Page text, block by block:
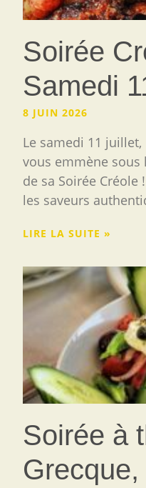
Soirée
Samedi
8 JUIN 2026
Le samedi 11
vous emmène sous
de sa Soirée Créole
les saveurs
LIRE LA SUITE »
Soirée à